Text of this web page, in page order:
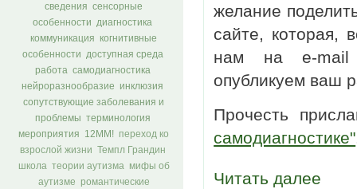
сведения сенсорные
особенности диагностика
коммуникация когнитивные
особенности доступная среда
работа самодиагностика
нейроразнообразие инклюзия
сопутствующие заболевания и
проблемы терминология
мероприятия 12ММ! переход ко
взрослой жизни
Темпл Грандин
школа теории аутизма
мифы об
аутизме
романтические
желание
сайте, которая,
нам на e-
опубликуем ваш
Прочесть
самодиагностике"
Читать далее